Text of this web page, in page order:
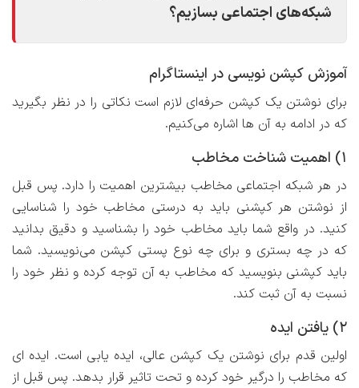
شبکه‌های اجتماعی بسازیم؟
آموزش کپشن نویسی در اینستاگرام
برای نوشتن یک کپشن حرفه‌ای لازم است نکاتی را در نظر بگیرید
که در ادامه به آن ها اشاره می‌کنیم.
۱) اهمیت شناخت مخاطب
در هر شبکه اجتماعی مخاطب بیشترین اهمیت را دارد. پس قبل
از نوشتن هر کپشنی باید به درستی مخاطب خود را شناسایی
کنید. در واقع شما باید مخاطب خود را بشناسید و دقیق بدانید
که در چه بستری و برای چه نوع پستی کپشن می‌نویسید. شما
باید کپشنی بنویسید که مخاطب به آن توجه کرده و نظر خود را
نسبت به آن ثبت کند.
۲) یافتن ایده
اولین قدم برای نوشتن یک کپشن عالی، ایده یابی است. ایده ای
که مخاطب را درگیر خود کرده و تحت تاثیر قرار بدهد. پس قبل از